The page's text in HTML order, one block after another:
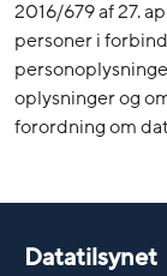
2016/679 af 27.
personer i
oplysninger og
forordning om
Datatilsynet